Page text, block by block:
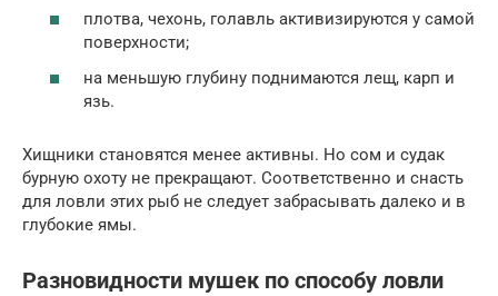
плотва, чехонь, голавль активизируются у самой
поверхности;
на меньшую глубину поднимаются лещ, карп и
язь.
Хищники становятся менее активны. Но сом и судак
бурную охоту не прекращают. Соответственно и снасть
для ловли этих рыб не следует забрасывать далеко и в
глубокие ямы.
Разновидности мушек по способу ловли